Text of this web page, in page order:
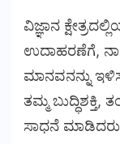
ವಿಜ್ಞಾನ
ಉದಾಹರಣೆಗೆ,
ಮಾನವನನ್ನು
ತಮ್ಮ
ಸಾಧನೆ ಮಾಡಿದರು.